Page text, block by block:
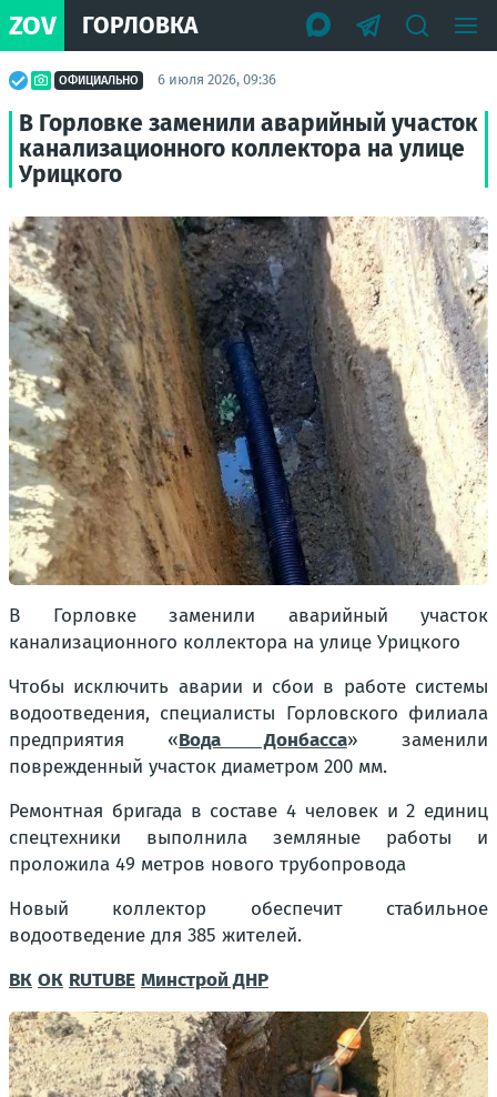
ZOV ГОРЛОВКА
ОФИЦИАЛЬНО 6 июля 2026, 09:36
В Горловке заменили аварийный участок
канализационного коллектора на улице
Урицкого
В Горловке заменили аварийный участок
канализационного коллектора на улице Урицкого
Чтобы исключить аварии и сбои в работе системы
водоотведения, специалисты Горловского филиала
предприятия «Вода Донбасса» заменили
поврежденный участок диаметром 200 мм.
Ремонтная бригада в составе 4 человек и 2 единиц
спецтехники выполнила земляные работы и
проложила 49 метров нового трубопровода
Новый коллектор обеспечит стабильное
водоотведение для 385 жителей.
ВК ОК RUTUBE Минстрой ДНР